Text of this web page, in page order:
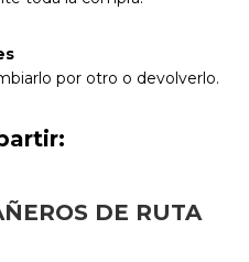
por otro o devolverlo.
DE RUTA